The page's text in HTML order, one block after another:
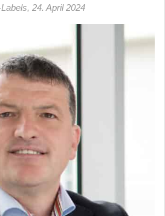
, 24. April 2024